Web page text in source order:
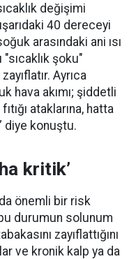
değişimi
40 dereceyi
arasındaki ani ısı
şoku"
Ayrıca
hava akımı; şiddetli
ataklarına, hatta
diye konuştu.
kritik’
da önemli bir risk
durumun solunum
zayıflattığını
ve kronik kalp ya da